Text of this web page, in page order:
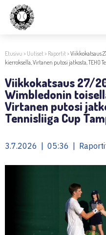
Etusivu > Uutiset> Raportit>Viikkokatsaus
kierroksella, Virtanen putosi jatkosta, TEHO
Viikkokatsaus 27/
Wimbledonin
Virtanen putosi
Tennisliiga Cup
3.7.2026 | 05:36 |